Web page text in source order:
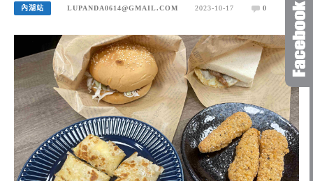
內湖站 LUPANDA0614@GMAIL.COM 2023-10-17 0